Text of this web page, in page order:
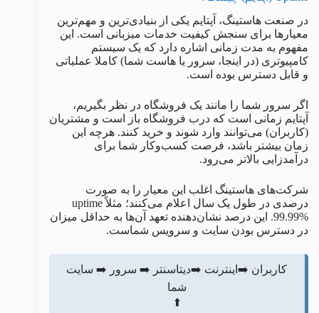
در صنعت هاستینگ، آپتایم یکی از بنیادی‌ترین و مهم‌ترین
معیارها برای سنجش کیفیت خدمات میزبانی است. این
مفهوم به مدت زمانی اشاره دارد که یک سیستم
کامپیوتری (در اینجا، سرور یا هاست شما) کاملا عملیاتی
و قابل دسترس بوده است.
اگر سرور شما را مانند یک فروشگاه در نظر بگیریم،
آپتایم زمانی است که درب فروشگاه باز است و مشتریان
(کاربران) می‌توانند وارد شوند و خرید کنند. هرچه این
زمان بیشتر باشد، فرصت کسب‌وکار شما برای
درآمدزایی بالاتر می‌رود.
شرکت‌های هاستینگ اغلب این معیار را به صورت
درصدی در طول یک سال اعلام می‌کنند؛ مثلاً uptime
99.99%. این درصد نشان‌دهنده تعهد آن‌ها به حداقل میزان
در دسترس بودن سایت و سرویس شماست.
کاربران ➡️اینترنت ➡️دیتاسنتر ➡️ سرور ➡️ سایت
شما
⬆️